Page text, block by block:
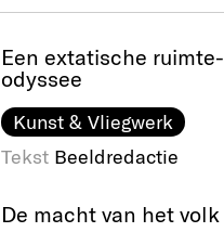
Een extatische ruimte-
odyssee
Kunst & Vliegwerk
Tekst Beeldredactie
De macht van het volk